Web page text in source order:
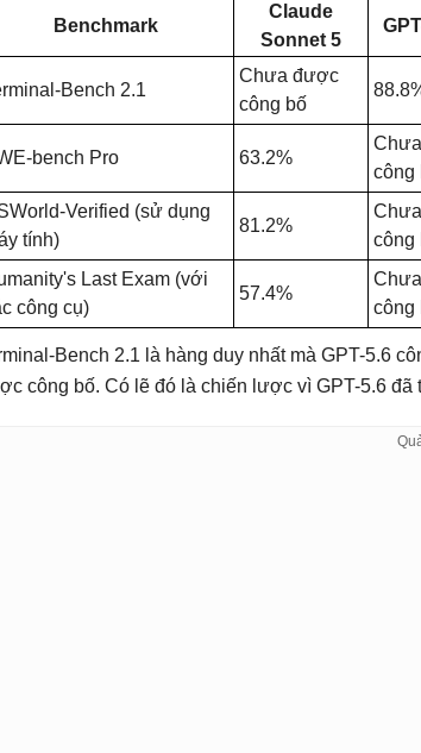
Benchmark
Claude
Sonnet 5
Bench 2.1
Chưa được
công bố
bench Pro 63.2%
công
Verified (sử dụng
tính)
81.2%
công
Last Exam (với
công cụ)
57.4%
công
Bench 2.1 là hàng duy nhất mà GPT-5.6
công bố. Có lẽ đó là chiến lược vì GPT-5.6 đã